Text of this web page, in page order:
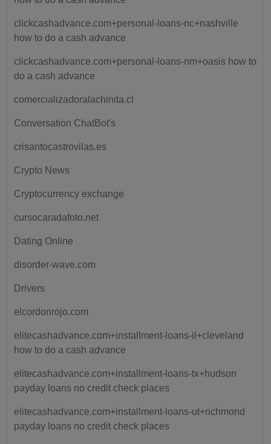
clickcashadvance.com+personal-loans-nc+nashville
how to do a cash advance
clickcashadvance.com+personal-loans-nm+oasis how to
do a cash advance
comercializadoralachinita.cl
Conversation ChatBot's
crisantocastrovilas.es
Crypto News
Cryptocurrency exchange
cursocaradafoto.net
Dating Online
disorder-wave.com
Drivers
elcordonrojo.com
elitecashadvance.com+installment-loans-il+cleveland
how to do a cash advance
elitecashadvance.com+installment-loans-tx+hudson
payday loans no credit check places
elitecashadvance.com+installment-loans-ut+richmond
payday loans no credit check places